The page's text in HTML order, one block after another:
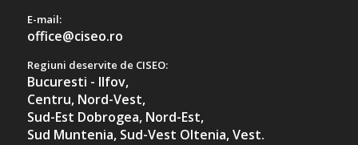
E-mail:
office@ciseo.ro
Regiuni deservite de CISEO:
Bucuresti - Ilfov,
Centru, Nord-Vest,
Sud-Est Dobrogea,Nord-Est,
Sud Muntenia, Sud-Vest Oltenia,Vest.